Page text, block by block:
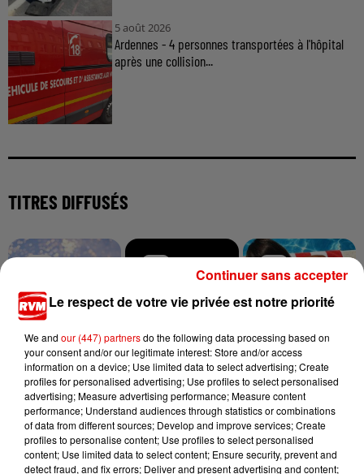
5 août 2026
Ardennes - 4 personnes transportées à l'hôpital
après une collision...
TITRES DIFFUSÉS
ADELE CASTILLON
Ete Avec Toi
BIRDY
Skinny Love
GIMS
Soleil
Le respect de votre vie privée est notre priorité
We and our (447) partnersdo the following data processing based on
your consent and/or our legitimate interest: Store and/or access
information on a device; Use limited data to select advertising; Create
profiles for personalised advertising; Use profiles to select personalised
advertising; Measure advertising performance; Measure content
performance; Understand audiences through statistics or combinations
of data from different sources; Develop and improve services; Create
profiles to personalise content; Use profiles to select personalised
content; Use limited data to select content; Ensure security, prevent and
detect fraud, and fix errors; Deliver and present advertising and content;
Continuer sans accepter